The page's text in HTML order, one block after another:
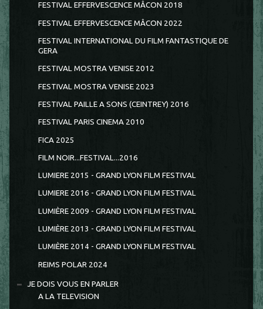
FESTIVAL EFFERVESCENCE MÂCON 2018
FESTIVAL EFFERVESCENCE MÂCON 2022
FESTIVAL INTERNATIONAL DU FILM FANTASTIQUE DE
GERA
FESTIVAL MOSTRA VENISE 2012
FESTIVAL MOSTRA VENISE 2023
FESTIVAL PAILLE A SONS (CEINTREY) 2016
FESTIVAL PARIS CINEMA 2010
FICA 2025
FILM NOIR...FESTIVAL...2016
LUMIERE 2015 - GRAND LYON FILM FESTIVAL
LUMIERE 2016 - GRAND LYON FILM FESTIVAL
LUMIÈRE 2009 - GRAND LYON FILM FESTIVAL
LUMIÈRE 2013 - GRAND LYON FILM FESTIVAL
LUMIÈRE 2014 - GRAND LYON FILM FESTIVAL
REIMS POLAR 2024
JE DOIS VOUS EN PARLER
A LA TELEVISION